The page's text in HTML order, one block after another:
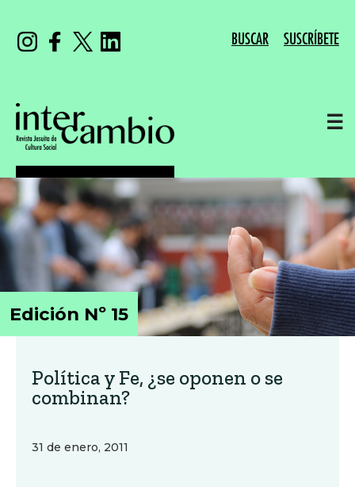
BUSCAR SUSCRÍBETE
☰
Edición Nº 15
Política y Fe, ¿se oponen o se
combinan?
31 de enero, 2011